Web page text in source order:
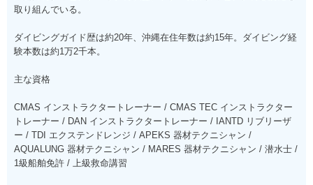
取り組んでいる。
ダイビングガイド歴は約20年、沖縄在住年数は約15年。ダイビング経
験本数は約1万2千本。
主な資格
CMAS インストラクタートレーナー / CMAS TEC インストラクター
トレーナー / DAN インストラクタートレーナー / IANTD リブリーザ
ー / TDI エクステンドレンジ / APEKS 器材テクニシャン /
AQUALUNG 器材テクニシャン / MARES 器材テクニシャン / 潜水士 /
1級船舶免許 / 上級救命講習